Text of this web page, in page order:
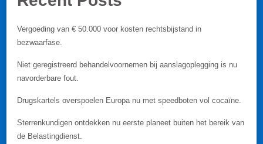
Vergoeding van € 50.000 voor kosten rechtsbijstand in
bezwaarfase.
Niet geregistreerd behandelvoornemen bij aanslagoplegging is nu
navorderbare fout.
Drugskartels overspoelen Europa nu met speedboten vol cocaïne.
Sterrenkundigen ontdekken nu eerste planeet buiten het bereik van
de Belastingdienst.